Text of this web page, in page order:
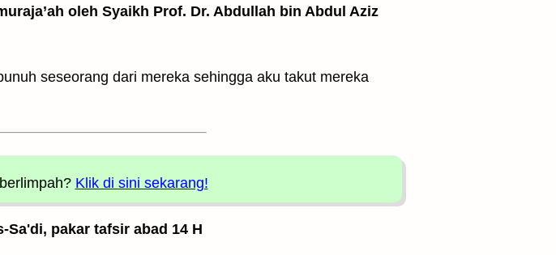
oleh Syaikh Prof. Dr. Abdullah bin Abdul Aziz
seseorang dari mereka sehingga aku takut mereka
Klik di sini sekarang!
Sa'di, pakar tafsir abad 14 H